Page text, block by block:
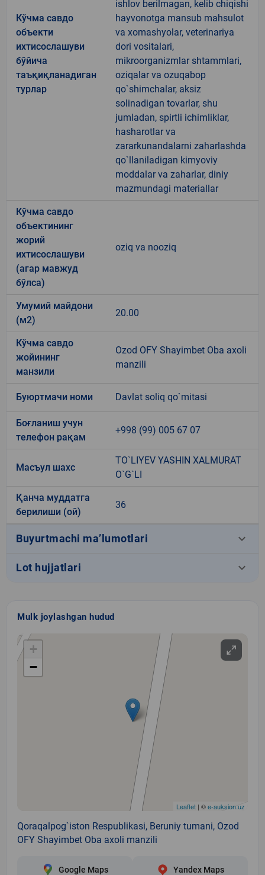
Кўчма савдо
объекти
ихтисослашуви
бўйича
таъқиқланадиган
турлар
ishlov berilmagan, kelib chiqishi
hayvonotga mansub mahsulot
va xomashyolar, veterinariya
dori vositalari,
mikroorganizmlar shtammlari,
oziqalar va ozuqabop
qo`shimchalar, aksiz
solinadigan tovarlar, shu
jumladan, spirtli ichimliklar,
hasharotlar va
zararkunandalarni zaharlashda
qo`llaniladigan kimyoviy
moddalar va zaharlar, diniy
mazmundagi materiallar
Кўчма савдо
объектининг
жорий
ихтисослашуви
(агар мавжуд
бўлса)
oziq va nooziq
Умумий майдони
(м2)
20.00
Кўчма савдо
жойининг
манзили
Ozod OFY Shayimbet Oba axoli
manzili
Буюртмачи номи Davlat soliq qo`mitasi
Боғланиш учун
телефон рақам
+998 (99) 005 67 07
Масъул шахс
TO`LIYEV YASHIN XALMURAT
O`G`LI
Қанча муддатга
берилиши (ой)
36
Buyurtmachi ma’lumotlari keyboard_arrow_down
Lot hujjatlari keyboard_arrow_down
Mulk joylashgan hudud
+
−
Leaflet | ©e-auksion.uz
Qoraqalpog`iston Respublikasi, Beruniy tumani, Ozod
OFY Shayimbet Oba axoli manzili
Google Maps Yandex Maps